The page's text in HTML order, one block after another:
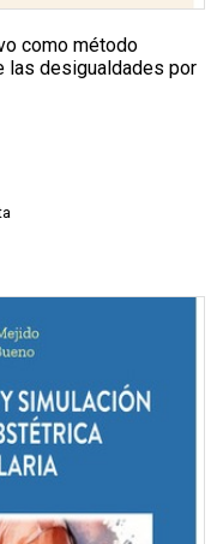
como método
las desigualdades por